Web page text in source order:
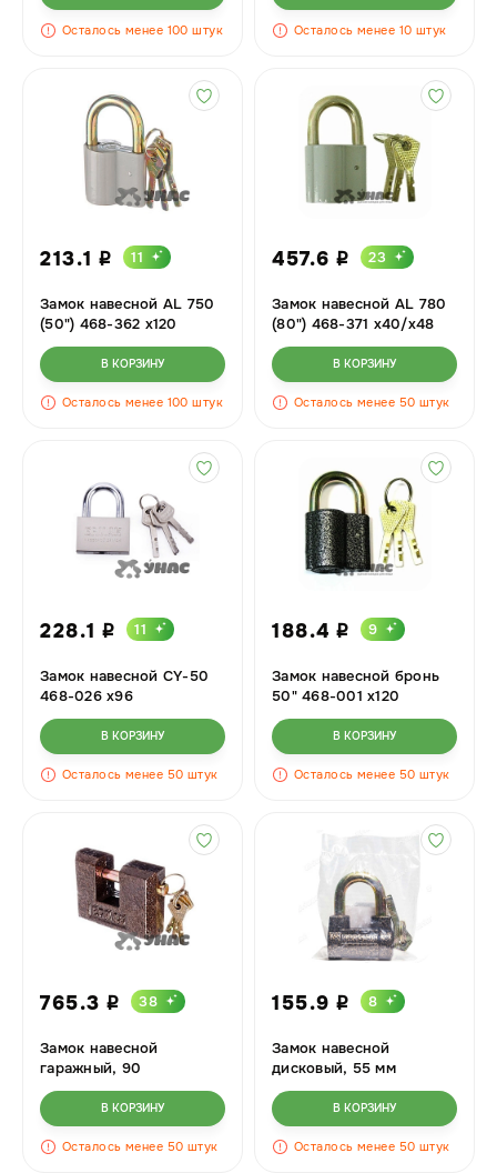
Осталось менее 100 штук Осталось менее 10 штук
213.1 i 11
Замок навесной AL 750
(50") 468-362 х120
В КОРЗИНУ
Осталось менее 100 штук
457.6 i 23
Замок навесной AL 780
(80") 468-371 х40/х48
В КОРЗИНУ
Осталось менее 50 штук
228.1 i 11
Замок навесной CY-50
468-026 х96
В КОРЗИНУ
Осталось менее 50 штук
188.4 i 9
Замок навесной бронь
50" 468-001 х120
В КОРЗИНУ
Осталось менее 50 штук
765.3 i 38
Замок навесной
гаражный, 90
В КОРЗИНУ
Осталось менее 50 штук
155.9 i 8
Замок навесной
дисковый, 55 мм
В КОРЗИНУ
Осталось менее 50 штук